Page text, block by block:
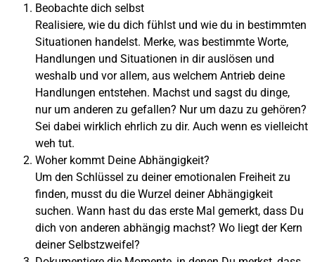
Beobachte dich selbst
Realisiere, wie du dich fühlst und wie du in bestimmten
Situationen handelst. Merke, was bestimmte Worte,
Handlungen und Situationen in dir auslösen und
weshalb und vor allem, aus welchem Antrieb deine
Handlungen entstehen. Machst und sagst du dinge,
nur um anderen zu gefallen? Nur um dazu zu gehören?
Sei dabei wirklich ehrlich zu dir. Auch wenn es vielleicht
weh tut.
Woher kommt Deine Abhängigkeit?
Um den Schlüssel zu deiner emotionalen Freiheit zu
finden, musst du die Wurzel deiner Abhängigkeit
suchen. Wann hast du das erste Mal gemerkt, dass Du
dich von anderen abhängig machst? Wo liegt der Kern
deiner Selbstzweifel?